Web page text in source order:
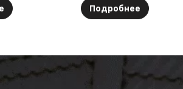
Подробнее